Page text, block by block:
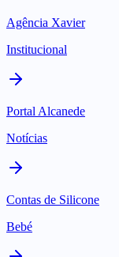
Agência Xavier
Institucional
Portal Alcanede
Notícias
Contas de Silicone
Bebé